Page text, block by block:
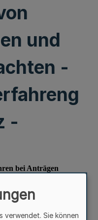
und
-
-
verwendet. Sie können